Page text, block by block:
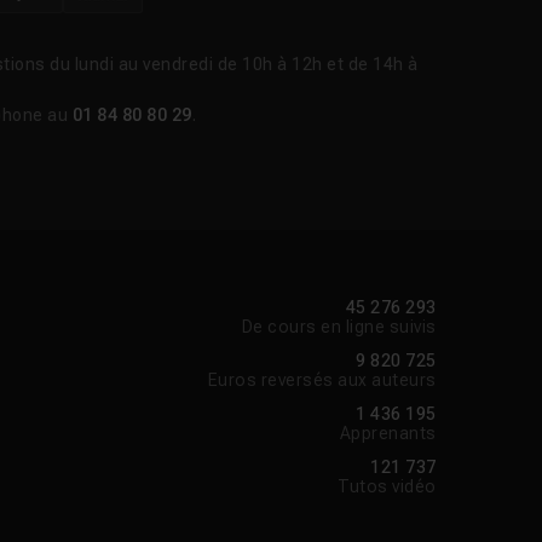
du lundi au vendredi de 10h à 12h et de 14h à
au 01 84 80 80 29.
45 276 293
De cours en ligne suivis
9 820 725
Euros reversés aux auteurs
1 436 195
Apprenants
121 737
Tutos vidéo